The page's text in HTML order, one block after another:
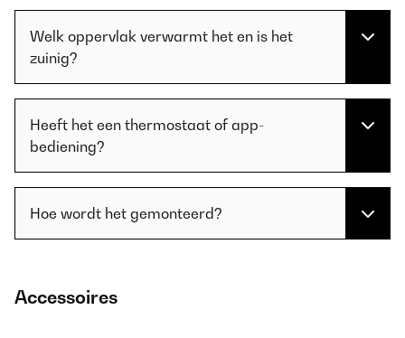
Welk oppervlak verwarmt het en is het
zuinig?
Heeft het een thermostaat of app-
bediening?
Hoe wordt het gemonteerd?
Accessoires